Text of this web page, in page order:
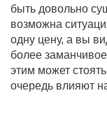
быть довольно
возможна
одну цену, а вы
более
этим может
очередь влияют